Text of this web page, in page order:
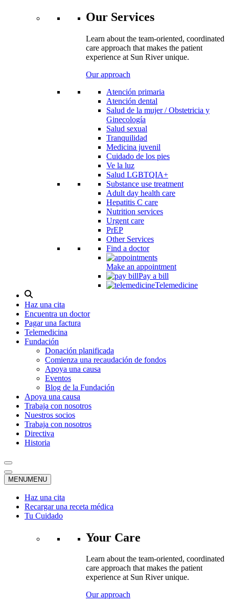
Our Services
Learn about the team-oriented, coordinated
care approach that makes the patient
experience at Sun River unique.
Our approach
Atención primaria
Atención dental
Salud de la mujer / Obstetricia y
Ginecología
Salud sexual
Tranquilidad
Medicina juvenil
Cuidado de los pies
Ve la luz
Salud LGBTQIA+
Substance use treatment
Adult day health care
Hepatitis C care
Nutrition services
Urgent care
PrEP
Other Services
Find a doctor
Make an appointment
Pay a bill
Telemedicine
Alternar
modal
de
búsqueda
Haz una cita
Encuentra un doctor
Pagar una factura
Telemedicina
Fundación
Donación planificada
Comienza una recaudación de fondos
Apoya una causa
Eventos
Blog de la Fundación
Apoya una causa
Trabaja con nosotros
Nuestros socios
Trabaja con nosotros
Directiva
Historia
MENUMENU
Haz una cita
Recargar una receta médica
Tu Cuidado
Your Care
Learn about the team-oriented, coordinated
care approach that makes the patient
experience at Sun River unique.
Our approach